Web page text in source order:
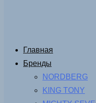
Главная
Бренды
NORDBERG
KING TONY